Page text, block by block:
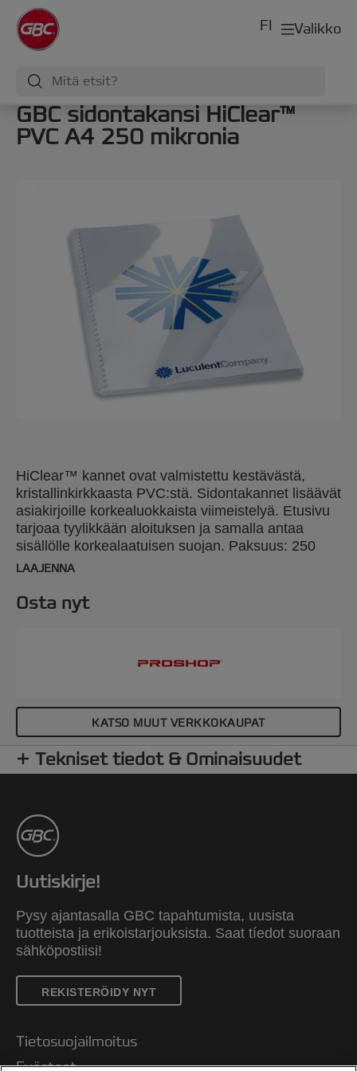
Valikko
FI
GBC sidontakansi HiClear™
PVC A4 250 mikronia
HiClear™ kannet ovat valmistettu kestävästä,
kristallinkirkkaasta PVC:stä. Sidontakannet lisäävät
asiakirjoille korkealuokkaista viimeistelyä. Etusivu
tarjoaa tyylikkään aloituksen ja samalla antaa
sisällölle korkealaatuisen suojan. Paksuus: 250
mikronia. Koko: A4. Pakkaus: 50 kpl.
LAAJENNA
Osta nyt
KATSO MUUT VERKKOKAUPAT
Tekniset tiedot & Ominaisuudet
Uutiskirje!
Pysy ajantasalla GBC tapahtumista, uusista
tuotteista ja erikoistarjouksista. Saat tíedot suoraan
sähköpostiisi!
REKISTERÖIDY NYT
Tietosuojailmoitus